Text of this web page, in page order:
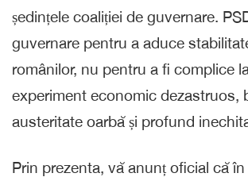
ședințele coaliției de guvernare.
guvernare pentru a aduce
românilor, nu pentru a fi complice
experiment economic dezastruos,
austeritate oarbă și profund
Prin prezenta, vă anunț oficial că